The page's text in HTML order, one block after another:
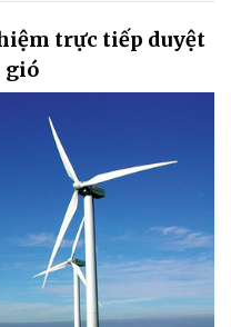
trực tiếp duyệt
gió